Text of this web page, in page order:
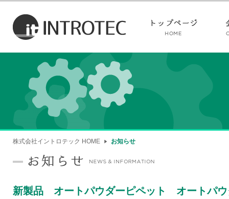
株式会社イントロテック HOME お知らせ
新製品 オートパウダーピペット オートパ